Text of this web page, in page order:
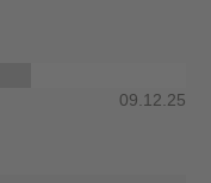
09.12.25